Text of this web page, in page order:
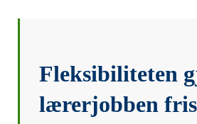
Fleksibiliteten
lærerjobben